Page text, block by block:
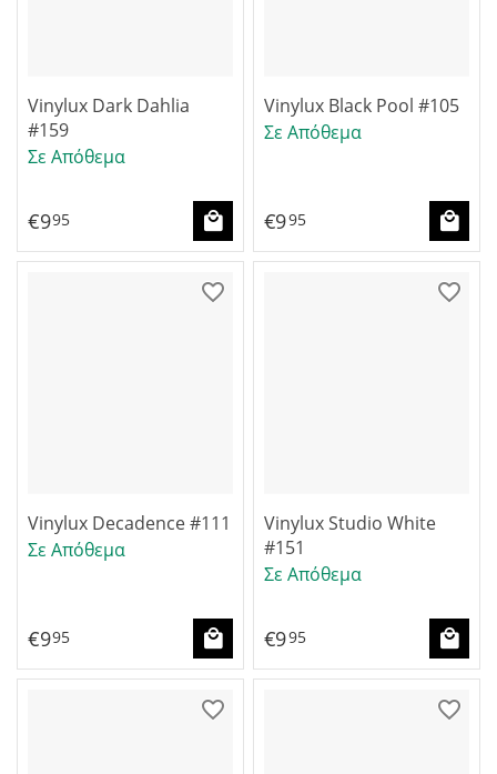
Vinylux Dark Dahlia
#159
Σε Απόθεμα
€995
Vinylux Black Pool #105
Σε Απόθεμα
€995
Vinylux Decadence #111
Σε Απόθεμα
€995
Vinylux Studio White
#151
Σε Απόθεμα
€995